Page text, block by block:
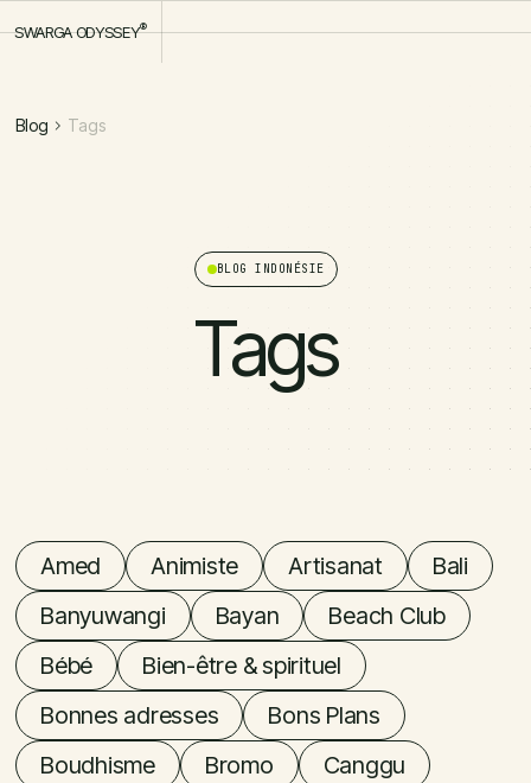
SWARGA ODYSSEY®
Blog Tags
BLOG INDONÉSIE
Tags
Amed Animiste Artisanat
Bali
Banyuwangi
Bayan
Beach Club
Bébé
Bien-être & spirituel
Bonnes adresses
Bons Plans
Boudhisme
Bromo
Canggu